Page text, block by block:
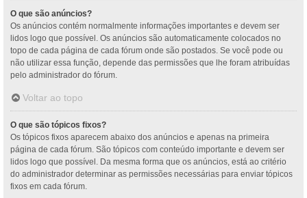
O que são anúncios?
Os anúncios contém normalmente informações importantes e devem ser
lidos logo que possível. Os anúncios são automaticamente colocados no
topo de cada página de cada fórum onde são postados. Se você pode ou
não utilizar essa função, depende das permissões que lhe foram atribuídas
pelo administrador do fórum.
Voltar ao topo
O que são tópicos fixos?
Os tópicos fixos aparecem abaixo dos anúncios e apenas na primeira
página de cada fórum. São tópicos com conteúdo importante e devem ser
lidos logo que possível. Da mesma forma que os anúncios, está ao critério
do administrador determinar as permissões necessárias para enviar tópicos
fixos em cada fórum.